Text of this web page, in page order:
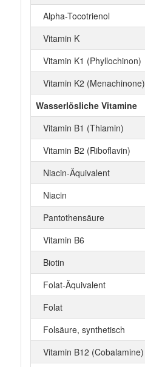
Alpha-Tocotrienol
Vitamin K
Vitamin K1 (Phyllochinon)
Vitamin K2 (Menachinone)
Wasserlösliche Vitamine
Vitamin B1 (Thiamin)
Vitamin B2 (Riboflavin)
Niacin-Äquivalent
Niacin
Pantothensäure
Vitamin B6
Biotin
Folat-Äquivalent
Folat
Folsäure, synthetisch
Vitamin B12 (Cobalamine)